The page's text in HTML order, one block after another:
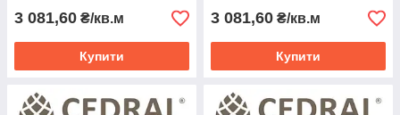
3 081,60 ₴/кв.м
Купити
3 081,60 ₴/кв.м
Купити